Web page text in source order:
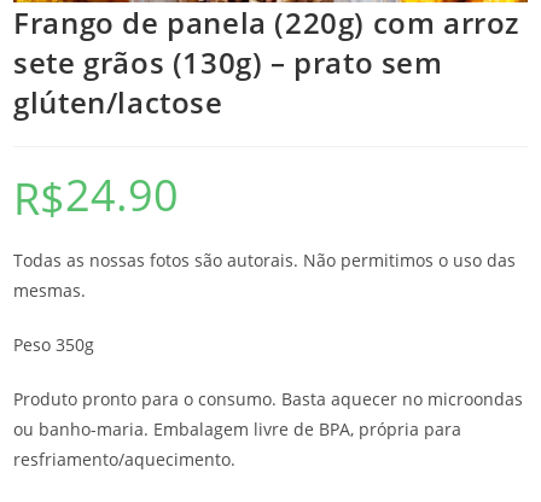
Frango de panela (220g) com arroz
sete grãos (130g) – prato sem
glúten/lactose
R$24.90
Todas as nossas fotos são autorais. Não permitimos o uso das
mesmas.
Peso 350g
Produto pronto para o consumo. Basta aquecer no microondas
ou banho-maria. Embalagem livre de BPA, própria para
resfriamento/aquecimento.